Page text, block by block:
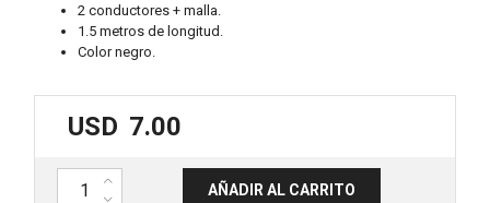
2 conductores + malla.
1.5 metros de longitud.
Color negro.
USD 7.00
Cable audio aux TRS 1/8 estéreo a 2 TS plug 1/4 Macho 1.5mt.
AÑADIR AL CARRITO